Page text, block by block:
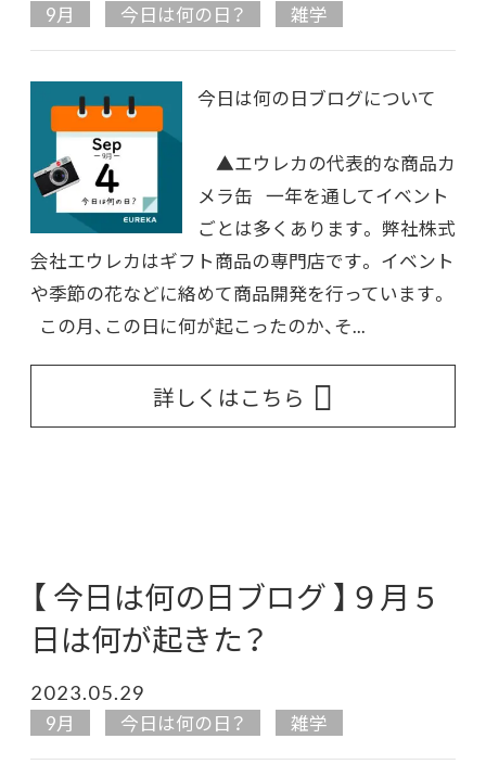
9月 今日は何の日？ 雑学
今日は何の日ブログについて
▲エウレカの代表的な商品カ
メラ缶 一年を通してイベント
ごとは多くあります。 弊社株式
会社エウレカはギフト商品の専門店です。 イベント
や季節の花などに絡めて商品開発を行っています。
この月、この日に何が起こったのか、そ...
詳しくはこちら
【 今日は何の日ブログ 】９月５
日は何が起きた？
2023.05.29
9月 今日は何の日？ 雑学